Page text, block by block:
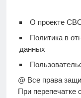
О проекте
Политика в
данных
@ Все права
При перепечатке